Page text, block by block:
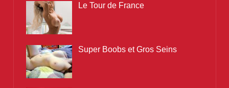
Le Tour de France
Super Boobs et Gros Seins